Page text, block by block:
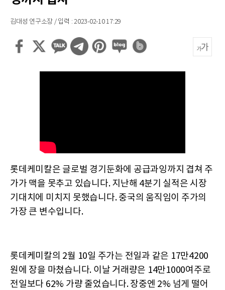
김대성 연구소장 / 입력 : 2023-02-10 17:29
롯데케미칼은 글로벌 경기둔화에 공급과잉까지 겹쳐 주
가가 맥을 못추고 있습니다. 지난해 4분기 실적은 시장
기대치에 미치지 못했습니다. 중국의 움직임이 주가의
가장 큰 변수입니다.
롯데케미칼의 2월 10일 주가는 전일과 같은 17만4200
원에 장을 마쳤습니다. 이날 거래량은 14만1000여주로
전일보다 62% 가량 줄었습니다. 장중엔 2% 넘게 떨어